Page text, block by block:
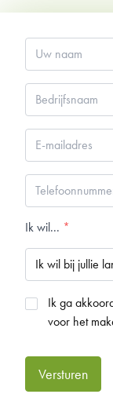
Uw
naam *
Bedrijfsnaam
E-
mailadres*
Telefoonnummer
Ik wil... *
Akkoord
Ik ga
voor het
Versturen